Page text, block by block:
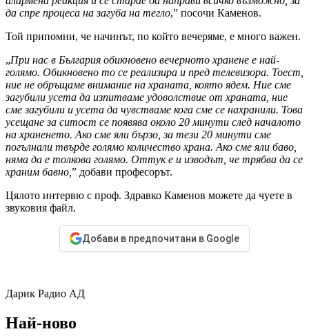
да спре процеса на загуба на тегло,” посочи Каменов.
Той припомни, че начинът, по който вечеряме, е много важен.
„При нас в България обикновено вечерното хранене е най-
голямо. Обикновено то се реализира и пред телевизора. Тоест,
ние не обръщаме внимание на храната, която ядем. Ние сме
загубили усета да изпитваме удоволствие от храната, ние
сме загубили и усета да чувстваме кога сме се нахранили. Това
усещане за ситост се появява около 20 минути след началото
на храненето. Ако сме яли бързо, за тези 20 минути сме
погълнали твърде голямо количество храна. Ако сме яли баво,
няма да е толкова голямо. Оттук е и изводът, че трябва да се
храним бавно, ” добави професорът.
Цялото интервю с проф. Здравко Каменов можете да чуете в
звуковия файл.
Добави в предпочитани в Google
Дарик Радио АД
Най-ново